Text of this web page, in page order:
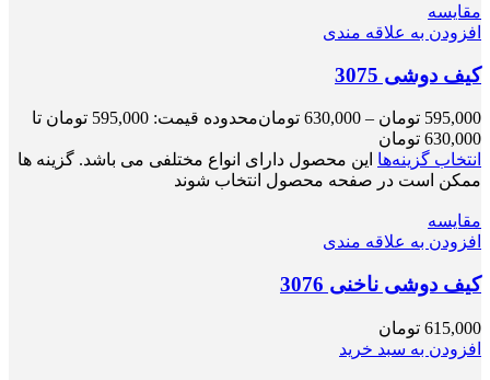
مقایسه
افزودن به علاقه مندی
کیف دوشی 3075
595,000 تومان –
630,000 تومان
محدوده قیمت: 595,000 تومان تا
630,000 تومان
انتخاب گزینه‌ها این محصول دارای انواع مختلفی می باشد. گزینه ها
ممکن است در صفحه محصول انتخاب شوند
مقایسه
افزودن به علاقه مندی
کیف دوشی ناخنی 3076
615,000 تومان
افزودن به سبد خرید